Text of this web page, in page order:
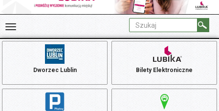
Dworzec Lublin Bilety Elektroniczne